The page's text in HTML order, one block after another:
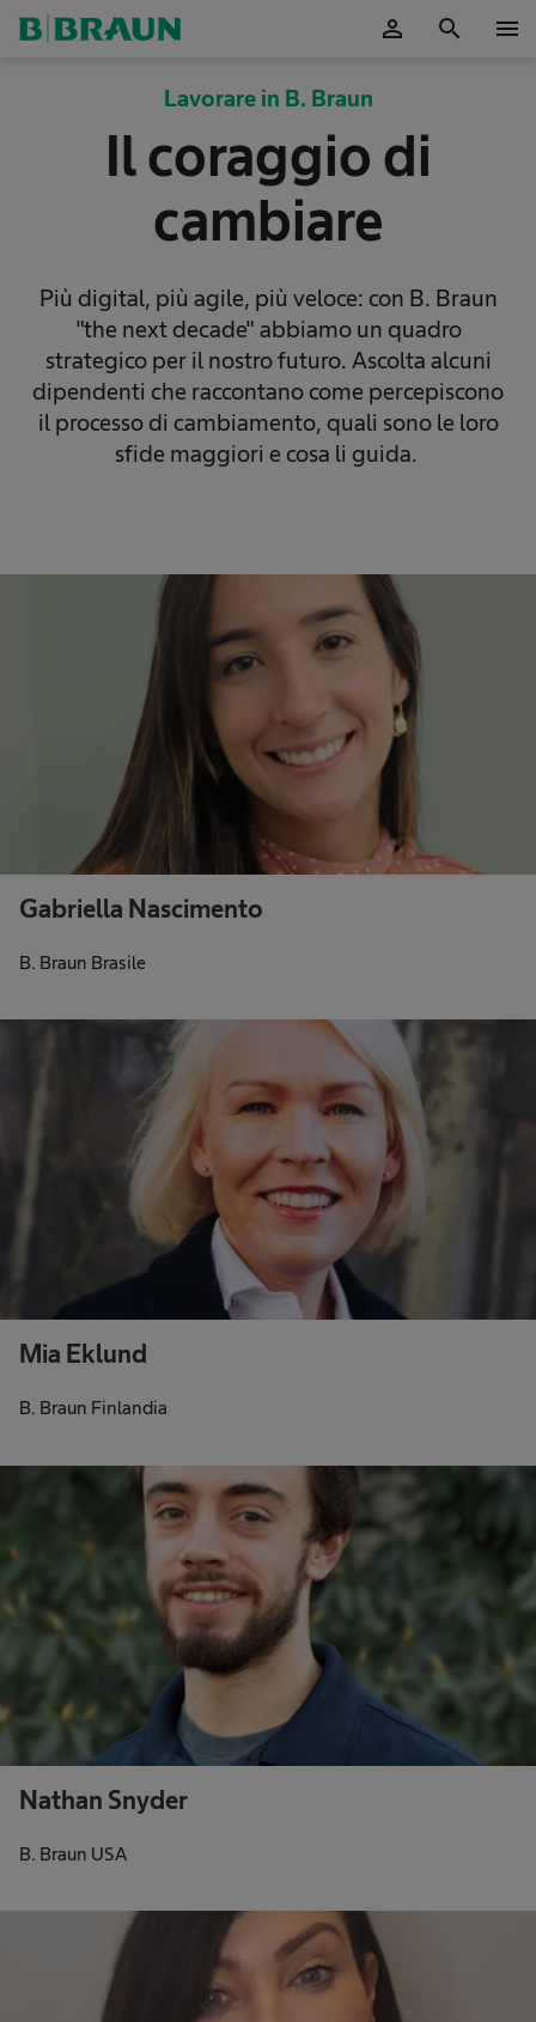
person search menu
Lavorare in B. Braun
Il coraggio di
cambiare
Più digital, più agile, più veloce: con B. Braun
"the next decade" abbiamo un quadro
strategico per il nostro futuro. Ascolta alcuni
dipendenti che raccontano come percepiscono
il processo di cambiamento, quali sono le loro
sfide maggiori e cosa li guida.
Gabriella Nascimento
B. Braun Brasile
Mia Eklund
B. Braun Finlandia
Nathan Snyder
B. Braun USA